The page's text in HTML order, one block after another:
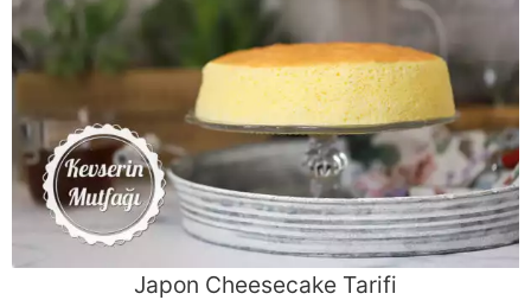
Japon Cheesecake Tarifi